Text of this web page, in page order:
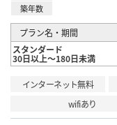
築年数
プラン名・期間
スタンダード
30日以上～180日未満
インターネット無料
wifiあり